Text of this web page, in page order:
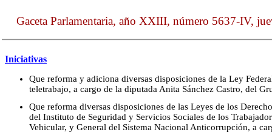
Gaceta Parlamentaria, año XXIII, número 5637-IV,
Iniciativas
Que reforma y adiciona diversas disposiciones de la Ley
teletrabajo, a cargo de la diputada Anita Sánchez Castro, del
Que reforma diversas disposiciones de las Leyes de los
del Instituto de Seguridad y Servicios Sociales de los
Vehicular, y General del Sistema Nacional Anticorrupción, a